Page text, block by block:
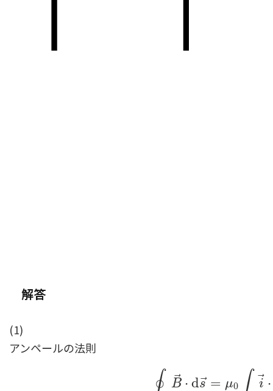
解答
(1)
アンペールの法則
∮ B⃗ ⋅ ds⃗ = μ0 ∫ i ⋅